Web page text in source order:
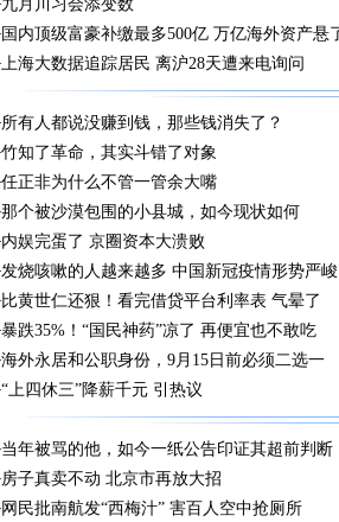
九月川习会添变数
国内顶级富豪补缴最多500亿 万亿海外资产悬
上海大数据追踪居民 离沪28天遭来电询问
所有人都说没赚到钱，那些钱消失了？
竹知了革命，其实斗错了对象
任正非为什么不管一管余大嘴
那个被沙漠包围的小县城，如今现状如何
内娱完蛋了 京圈资本大溃败
发烧咳嗽的人越来越多 中国新冠疫情形势严峻
比黄世仁还狠！看完借贷平台利率表 气晕了
暴跌35%！“国民神药”凉了 再便宜也不敢吃
海外永居和公职身份，9月15日前必须二选一
“上四休三”降薪千元 引热议
当年被骂的他，如今一纸公告印证其超前判断
房子真卖不动 北京市再放大招
网民批南航发“西梅汁” 害百人空中抢厕所